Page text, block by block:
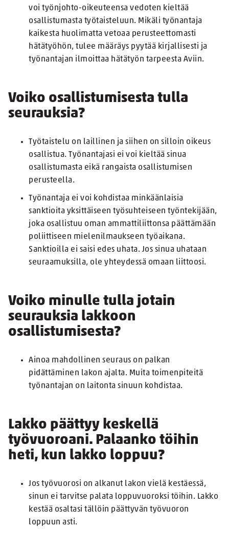
voi työnjohto-oikeuteensa vedoten kieltää
osallistumasta työtaisteluun. Mikäli työnantaja
kaikesta huolimatta vetoaa perusteettomasti
hätätyöhön, tulee määräys pyytää kirjallisesti ja
työnantajan ilmoittaa hätätyön tarpeesta Aviin.
Voiko osallistumisesta tulla
seurauksia?
Työtaistelu on laillinen ja siihen on silloin oikeus
osallistua. Työnantajasi ei voi kieltää sinua
osallistumasta eikä rangaista osallistumisen
perusteella.
Työnantaja ei voi kohdistaa minkäänlaisia
sanktioita yksittäiseen työsuhteiseen työntekijään,
joka osallistuu oman ammattiliittonsa päättämään
poliittiseen mielenilmaukseen työaikana.
Sanktioilla ei saisi edes uhata. Jos sinua uhataan
seuraamuksilla, ole yhteydessä omaan liittoosi.
Voiko minulle tulla jotain
seurauksia lakkoon
osallistumisesta?
Ainoa mahdollinen seuraus on palkan
pidättäminen lakon ajalta. Muita toimenpiteitä
työnantajan on laitonta sinuun kohdistaa.
Lakko päättyy keskellä
työvuoroani. Palaanko töihin
heti, kun lakko loppuu?
Jos työvuorosi on alkanut lakon vielä kestäessä,
sinun ei tarvitse palata loppuvuoroksi töihin. Lakko
kestää osaltasi tällöin päättyvän työvuoron
loppuun asti.